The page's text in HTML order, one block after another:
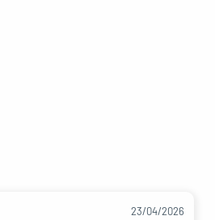
23/04/2026